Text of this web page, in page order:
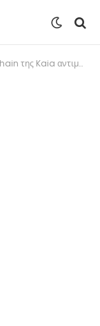
στην κυκλοφορία εν μέσω νομικών ζητημάτων